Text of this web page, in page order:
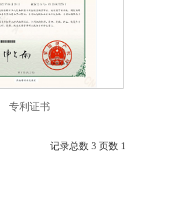
专利证书
记录总数 3 页数 1